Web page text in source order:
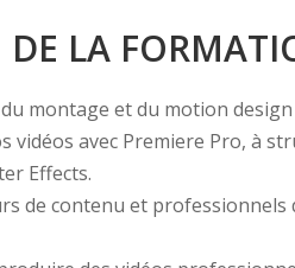
DE LA
montage et du motion design
vidéos avec Premiere Pro, à
Effects.
de contenu et